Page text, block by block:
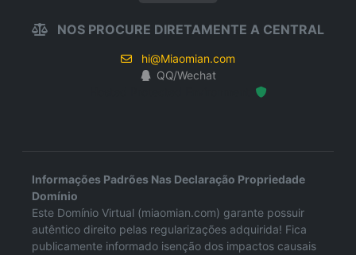
NOS PROCURE DIRETAMENTE A CENTRAL
hi@Miaomian.com
QQ/Wechat
Informações Padrões Nas Declaração Propriedade
Domínio
Este Domínio Virtual (miaomian.com) garante possuir
autêntico direito pelas regularizações adquirida! Fica
publicamente informado isenção dos impactos causais